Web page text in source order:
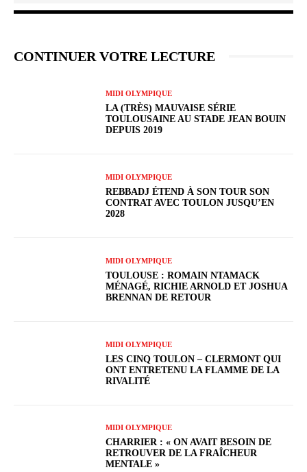
CONTINUER VOTRE LECTURE
MIDI OLYMPIQUE
LA (TRÈS) MAUVAISE SÉRIE
TOULOUSAINE AU STADE JEAN BOUIN
DEPUIS 2019
MIDI OLYMPIQUE
REBBADJ ÉTEND À SON TOUR SON
CONTRAT AVEC TOULON JUSQU’EN
2028
MIDI OLYMPIQUE
TOULOUSE : ROMAIN NTAMACK
MÉNAGÉ, RICHIE ARNOLD ET JOSHUA
BRENNAN DE RETOUR
MIDI OLYMPIQUE
LES CINQ TOULON – CLERMONT QUI
ONT ENTRETENU LA FLAMME DE LA
RIVALITÉ
MIDI OLYMPIQUE
CHARRIER : « ON AVAIT BESOIN DE
RETROUVER DE LA FRAÎCHEUR
MENTALE »